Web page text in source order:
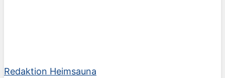
Redaktion Heimsauna